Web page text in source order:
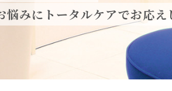
悩みにトータルケアでお応え